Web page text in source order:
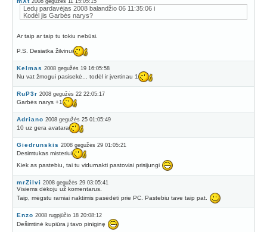
Ledų pardavėjas 2008 balandžio 06 11:35:06 i
Kodėl jis Garbės narys?
Ar taip ar taip tu tokiu nebūsi.
P.S. Desiatka žilvinui
Kelmas 2008 gegužės 19 16:05:58
Nu vat žmogui pasisekė... todėl ir įvertinau 1
RuP3r 2008 gegužės 22 22:05:17
Garbės narys +1
Adriano 2008 gegužės 25 01:05:49
10 uz gera avatara
Giedrunskis 2008 gegužės 29 01:05:21
Desimtukas misteriui
Kiek as pastebiu, tai tu vidurnakti pastoviai prisijungi
mrZilvi 2008 gegužės 29 03:05:41
Visiems dėkoju už komentarus.
Taip, mėgstu ramiai naktimis pasėdėti prie PC. Pastebiu tave taip pat.
Enzo 2008 rugpjūčio 18 20:08:12
Dešimtinė kupiūra į tavo piniginę